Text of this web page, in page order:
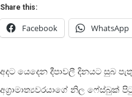
Share this:
Facebook WhatsApp
අදට යෙදෙන දීපාවලී දිනයට සුබ
අග්‍රාමාත්‍යවරයාගේ නිල ෆේස්බුක්